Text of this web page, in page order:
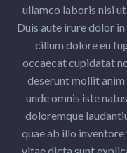
ullamco laboris nisi
Duis aute irure dolor
cillum dolore eu
occaecat cupidatat
deserunt mollit
unde omnis iste
doloremque
quae ab illo